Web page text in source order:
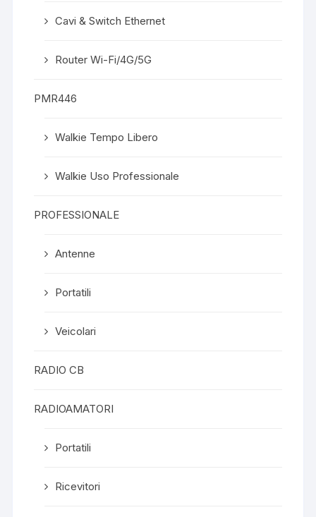
Cavi & Switch Ethernet
Router Wi-Fi/4G/5G
PMR446
Walkie Tempo Libero
Walkie Uso Professionale
PROFESSIONALE
Antenne
Portatili
Veicolari
RADIO CB
RADIOAMATORI
Portatili
Ricevitori